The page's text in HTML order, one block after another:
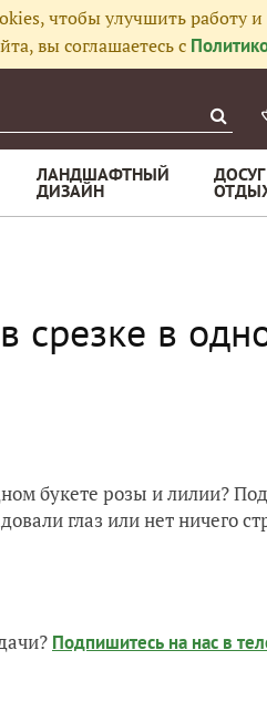
чтобы улучшить работу
вы соглашаетесь с
ЛАНДШАФТНЫЙ
ДИЗАЙН
срезке в
букете розы и лилии?
глаз или нет ничего
Подпишитесь на нас в